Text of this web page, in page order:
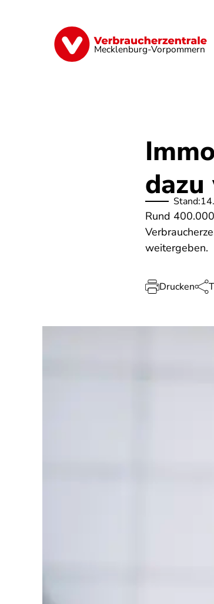
Mecklenburg-Vorpommern
Finanzen Digitales
dazu
Stand:
Rund
weitergeben.
Drucken